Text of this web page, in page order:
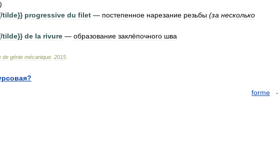
)
tilde}} progressive du filet — постепенное нарезание резьбы (за несколько
tilde}}de la rivure — образование заклёпочного шва
de génie mécanique 2015
forme